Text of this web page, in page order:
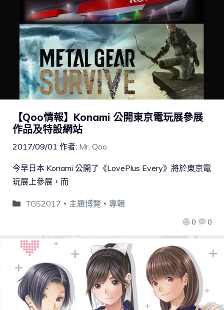
【Qoo情報】Konami 公開東京電玩展參展
作品及特設網站
2017/09/01 作者: Mr. Qoo
0 0
今早日本 Konami 公開了《LovePlus Every》將於東京電
玩展上參展，而
TGS2017 、 主題博覽 、 專輯